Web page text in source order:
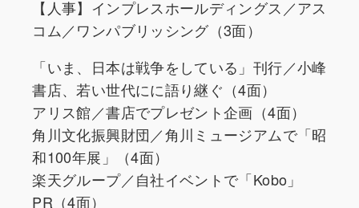
【人事】インプレスホールディングス／アス
コム／ワンパブリッシング（3面）
「いま、日本は戦争をしている」刊行／小峰
書店、若い世代にに語り継ぐ（4面）
アリス館／書店でプレゼント企画（4面）
角川文化振興財団／角川ミュージアムで「昭
和100年展」（4面）
楽天グループ／自社イベントで「Kobo」
PR（4面）